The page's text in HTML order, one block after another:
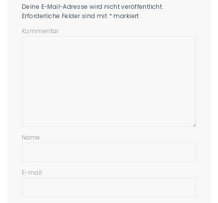
Deine E-Mail-Adresse wird nicht veröffentlicht.
Erforderliche Felder sind mit * markiert
Kommentar
Name
E-mail